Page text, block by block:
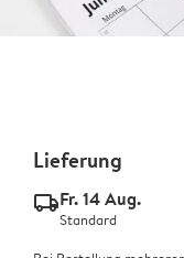
Lieferung
delivery_standard_v2Fr. 14 Aug.
Standard